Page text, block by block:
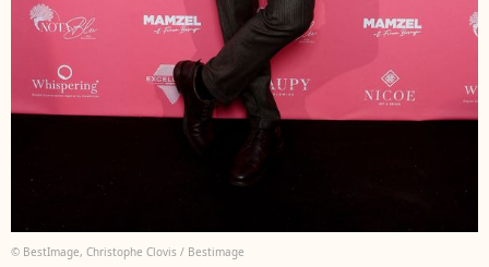
© BestImage, Christophe Clovis / Bestimage